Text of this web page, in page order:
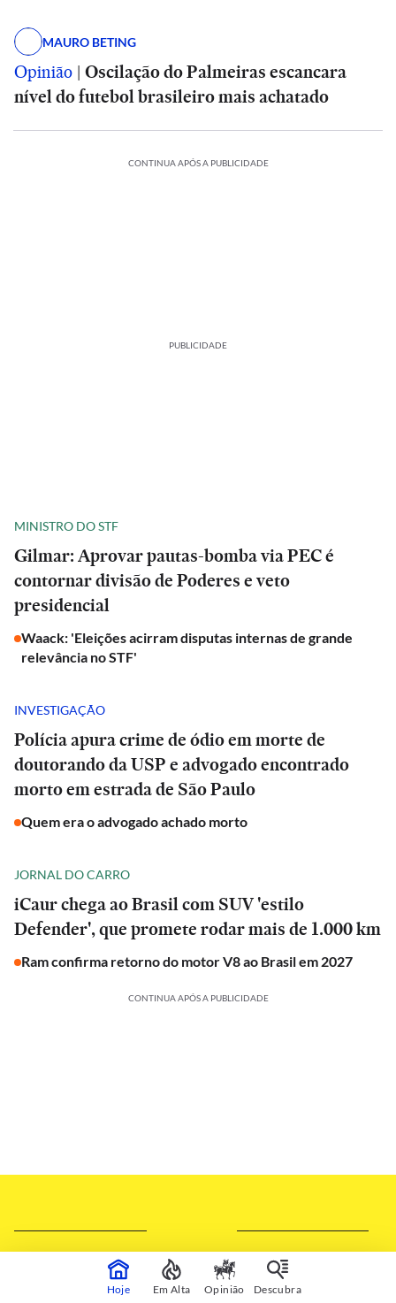
MAURO BETING
Opinião | Oscilação do Palmeiras escancara
nível do futebol brasileiro mais achatado
CONTINUA APÓS A PUBLICIDADE
PUBLICIDADE
MINISTRO DO STF
Gilmar: Aprovar pautas-bomba via PEC é
contornar divisão de Poderes e veto
presidencial
Waack: 'Eleições acirram disputas internas de grande
relevância no STF'
INVESTIGAÇÃO
Polícia apura crime de ódio em morte de
doutorando da USP e advogado encontrado
morto em estrada de São Paulo
Quem era o advogado achado morto
JORNAL DO CARRO
iCaur chega ao Brasil com SUV 'estilo
Defender', que promete rodar mais de 1.000 km
Ram confirma retorno do motor V8 ao Brasil em 2027
CONTINUA APÓS A PUBLICIDADE
Hoje Em Alta Opinião Descubra